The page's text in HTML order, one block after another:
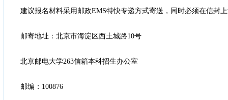
建议报名材料采用邮政EMS特快专递方式寄送，同时必须在信封上
邮寄地址：北京市海淀区西土城路10号
北京邮电大学263信箱本科招生办公室
邮编：100876